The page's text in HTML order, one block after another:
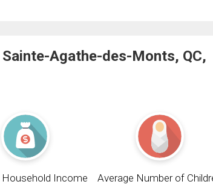
Agathe-des-Monts, QC,
Household Income Average Number of